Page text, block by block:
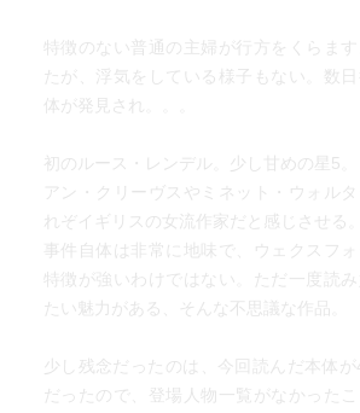
特徴のない普通の主婦が行方をくらます
たが、浮気をしている様子もない。数日
体が発見され。。。
初のルース・レンデル。少し甘めの星5。
アン・クリーヴスやミネット・ウォルタ
れぞイギリスの女流作家だと感じさせる。
事件自体は非常に地味で、ウェクスフ
特徴が強いわけではない。ただ一度読み
たい魅力がある、そんな不思議な作品。
少し残念だったのは、今回読んだ本体が
だったので、登場人物一覧がなかったこ